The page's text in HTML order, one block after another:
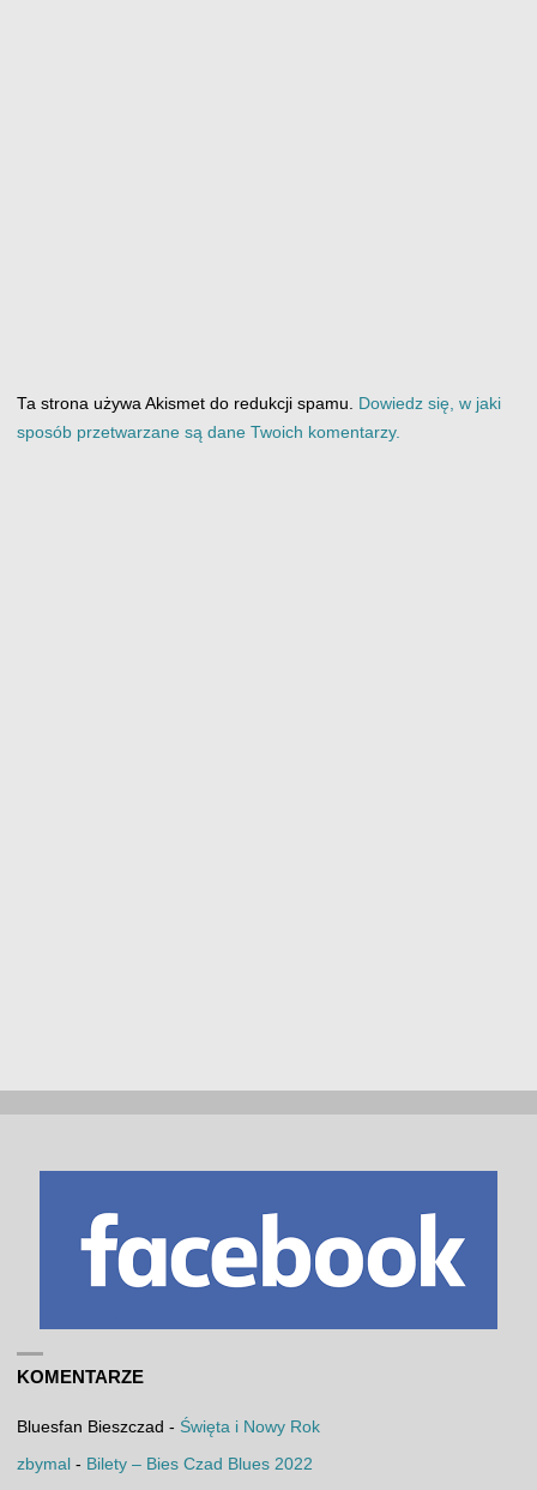
Ta strona używa Akismet do redukcji spamu. Dowiedz się, w jaki
sposób przetwarzane są dane Twoich komentarzy.
KOMENTARZE
Bluesfan Bieszczad - Święta i Nowy Rok
zbymal - Bilety – Bies Czad Blues 2022